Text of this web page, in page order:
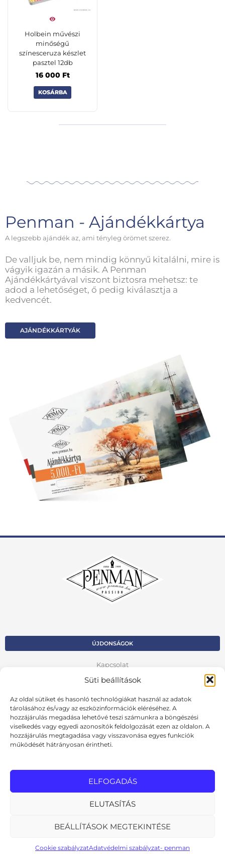
Süti beállítások
Az oldal sütiket és hasonló technológiákat használ az adatok
tárolásához és/vagy az eszközinformációk eléréséhez. A
hozzájárulás megadása lehetővé teszi számunkra a böngészési
viselkedés vagy egyedi azonosítók feldolgozását ezen az oldalon. A
hozzájárulás megtagadása vagy visszavonása egyes funkciók
működését hátrányosan érintheti.
ELFOGADÁS
ELUTASÍTÁS
BEÁLLÍTÁSOK MEGTEKINTÉSE
Cookie szabályzatAdatvédelmi szabályzat- penman
Holbein művészi
minőségű
színesceruza készlet
pasztel 12db
16 000 Ft
KOSÁRBA
Penman - Ajándékkártya
A legszebb ajándék az, ami tényleg örömet szerez.
De valljuk be, nem mindig könnyű kitalálni, mire is
vágyik igazán a másik. A Penman
Ajándékkártyával viszont biztosra mehetsz: te
adod a lehetőséget, ő pedig kiválasztja a
kedvencét.
AJÁNDÉKKÁRTYÁK
ÚJDONSÁGOK
Kapcsolat
Kosár
Fiók
Adatvédelmi szabályzat
VISSZA AZ ELŐZŐ OLDALRA
Cookie szabályzat
MInden jog fenntartva
design: pixelworks.hu